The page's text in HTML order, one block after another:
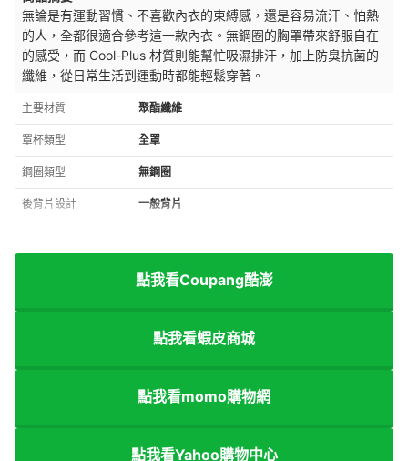
無論是有運動習慣、不喜歡內衣的束縛感，還是容易流汗、怕熱
的人，全都很適合參考這一款內衣。無鋼圈的胸罩帶來舒服自在
的感受，而 Cool-Plus 材質則能幫忙吸濕排汗，加上防臭抗菌的
纖維，從日常生活到運動時都能輕鬆穿著。
主要材質 聚酯纖維
罩杯類型 全罩
鋼圈類型 無鋼圈
後背片設計 一般背片
點我看Coupang酷澎
點我看蝦皮商城
點我看momo購物網
點我看Yahoo購物中心